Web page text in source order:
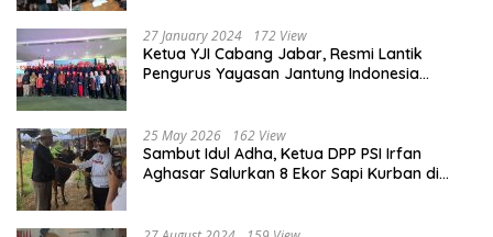
27 January 2024 172 View
Ketua YJI Cabang Jabar, Resmi Lantik
Pengurus Yayasan Jantung Indonesia
25 May 2026 162 View
Sambut Idul Adha, Ketua DPP PSI Irfan
Aghasar Salurkan 8 Ekor Sapi Kurban di